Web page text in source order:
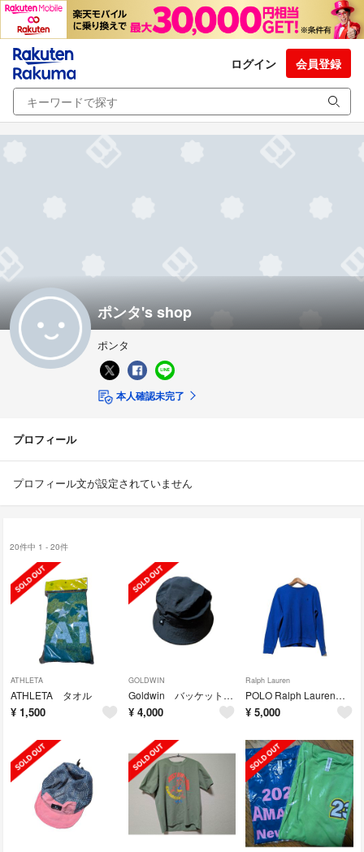
ログイン 会員登録
ポンタ's shop
ポンタ
本人確認未完了
プロフィール
プロフィール文が設定されていません
20件中 1 - 20件
ATHLETA
ATHLETA タオル
¥ 1,500
GOLDWIN
Goldwin バッケットハット
¥ 4,000
Ralph Lauren
POLO Ralph Lauren (ポロラルフローレン) トレーナー
¥ 5,000